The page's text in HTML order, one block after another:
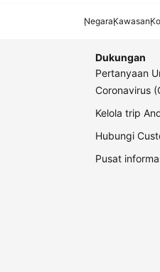
NegaraKawasan
Dukungan
Pertanyaan
Coronavirus
Kelola trip
Hubungi
Pusat